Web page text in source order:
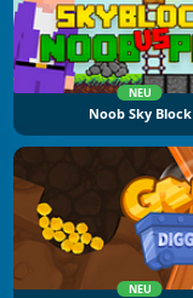
NEU
Noob Sky Block
NEU